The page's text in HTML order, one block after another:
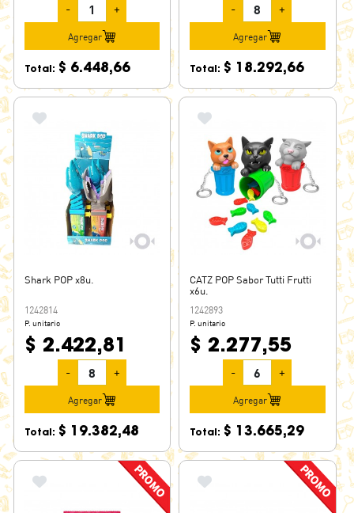
- +
Agregar
Total: $ 6.448,66
- +
Agregar
Total: $ 18.292,66
Shark POP x8u.
1242814
P. unitario
$ 2.422,81
- +
Agregar
Total: $ 19.382,48
CATZ POP Sabor Tutti Frutti
x6u.
1242893
P. unitario
$ 2.277,55
- +
Agregar
Total: $ 13.665,29